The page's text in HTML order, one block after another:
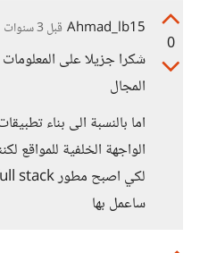
0
Ahmad_lb15 قبل 3 سنوات
شكرا جزيلا على
المجال
اما بالنسبة الى بناء
الواجهة الخلفية للمواقع
ساعمل بها